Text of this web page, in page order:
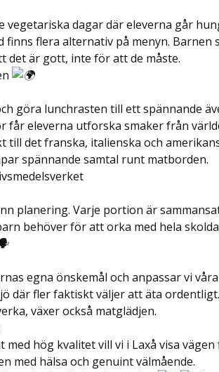
vegetariska dagar där eleverna går
flera alternativ på menyn. Barnen
det är gott, inte för att de måste.
göra lunchrasten till ett spännande
får eleverna utforska smaker från
till det franska, italienska och
spännande samtal runt matborden.
planering. Varje portion är
behöver för att orka med hela
egna önskemål och anpassar vi
där fler faktiskt väljer att äta ordentligt.
växer också matglädjen.
hög kvalitet vill vi i Laxå visa
med hälsa och genuint välmående.